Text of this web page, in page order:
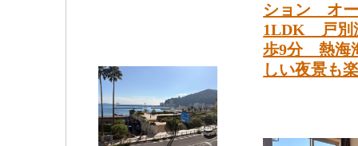
ション オ
1LDK 戸別
歩9分 熱海
しい夜景も